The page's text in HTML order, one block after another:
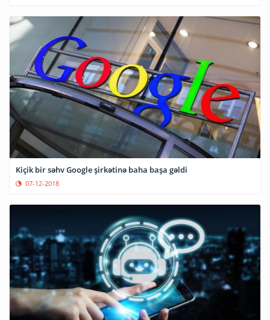
Kiçik bir səhv Google şirkətinə baha başa gəldi
07-12-2018